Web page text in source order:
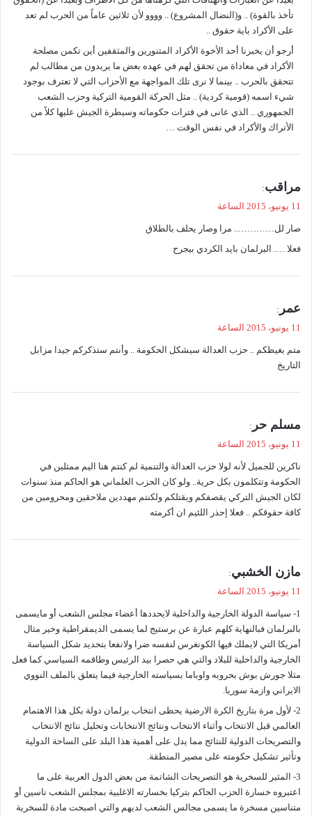
ل
تأخذ بالقوة) .. و(النضال المشروع) .. وووو لأن ثلاثين عاماً من الحرب لم تعد
على الأكراد باية حقوق ..
أرجو أن يخبرنا أحد الأخوة الأكراد المتنورين والمثقفين أين تكمن مصلحة
الأكراد في معاداة من تحقق لهم في عهده بعض ما يريدون من مطالب لم
تتحقق بالحرب .. بينما لا نرى تلك المواجهة مع الأحزاب التي لا تعترف بوجود
شيء اسمه (قومية كردية) .. مثل الحركة القومية التركية وحزب الشعب
الجمهوري .. الذي عانى في فترات حكوماته وسيطرة الجيش عليها كلاً من
الأتراك والأكراد في نفس الوقت …
ل
مراقب:
11 يونيو، 2015 الساعة
صار لل………….. مرا وصار يحلف بالطلاق
فعلا …. البرلمان بايد الكردي بيجرح
ي
ل
عمر :
11 يونيو، 2015 الساعة
متم بغيظكم .. حزب العدالة سيشكل الحكومة .. وأنتم ستذكركم جيدا مزابل
التاريخ
ل
مسلم حر :
11 يونيو، 2015 الساعة
ناكرين للجميل لأنه لولا حزب العدالة والتنمية لم كنتم هنا اليم ممثلين في
الحكومة وتتكلمون بكل حرية.. ولو كان الحزب العلماني هو الحاكم منذ سنوات
لكان الجيش التركي يقصفكم ويقتلكم ولكنتم مهددين ملاحقين ومحرومين من
كافة حقوقكم .. فعلا إحذر اللئيم ان أكرمته
ل
مازن الخشبي:
11 يونيو، 2015 الساعة
1- سياسة الدولة الخارجية والداخلية لايحددها أعضاء مجلس الشعب أو مايسمى
بالبرلمان فبالنهاية كلهم عبارة عن برستيج لما يسمى الديمقراطية وخير مثال
أمريكا التي لايملك فيها الكونغرس لنفسه ضرا ولانفعا بتحديد شكل السياسة
الخارجية والداخلية للبلاد والتي هي حصرا بيد الرئيس وطاقمه السياسي كما فعل
مثلا جورش بوش بحروبه واوباما بسياسته الخارجية فيما يتعلق بالملف النووي
الايراني وازمة سوريا.
2- لأول مرة بتاريخ الكرة الارضية يحظى انتخاب برلمان دولة بكل هذا الاهتمام
العالمي قبل الانتخاب وأثناء الانتخاب ونتائج الانتخابات وتحليل نتائج الانتخاب
والتصريحات الدولية للنتائج مما يدل على أهمية هذا البلد على الساحة الدولية
وتأثير تشكيل حكومته على مصير المنطقة.
3- المثير للسخرية هو التصريحات الشاتمة من بعض الدول العربية على ما
اعتبروه خسارة الحزب الحاكم بتركيا بخسارته الاغلبية بمجلس الشعب ناسين أو
متناسين مسخرة ما يسمى مجالس الشعب لديهم والتي اصبحت مادة للسخرية